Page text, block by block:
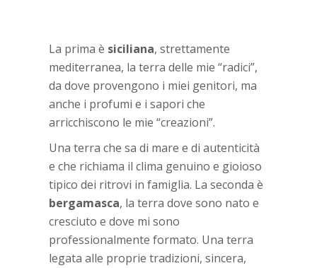
La prima è siciliana, strettamente
mediterranea, la terra delle mie “radici”,
da dove provengono i miei genitori, ma
anche i profumi e i sapori che
arricchiscono le mie “creazioni”.
Una terra che sa di mare e di autenticità
e che richiama il clima genuino e gioioso
tipico dei ritrovi in famiglia. La seconda è
bergamasca, la terra dove sono nato e
cresciuto e dove mi sono
professionalmente formato. Una terra
legata alle proprie tradizioni, sincera,